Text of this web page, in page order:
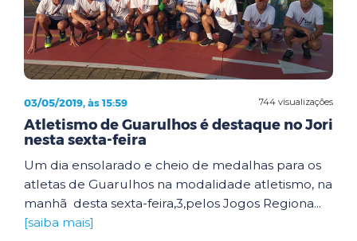
744 visualizações
03/05/2019, às 15:59
Atletismo de Guarulhos é destaque no Jori
nesta sexta-feira
Um dia ensolarado e cheio de medalhas para os
atletas de Guarulhos na modalidade atletismo, na
manhã desta sexta-feira,3,pelos Jogos Regiona...
[saiba mais]